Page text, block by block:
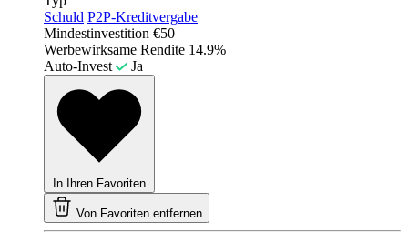
Schuld P2P-Kreditvergabe
Mindestinvestition €50
Werbewirksame Rendite 14.9%
Auto-Invest
Ja
In Ihren Favoriten
Von Favoriten entfernen